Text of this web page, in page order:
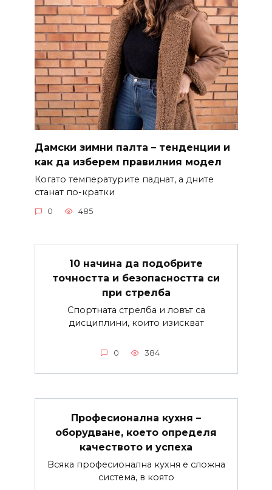
Дамски зимни палта – тенденции и
как да изберем правилния модел
Когато температурите паднат, а дните
станат по-кратки
0 485
10 начина да подобрите
точността и безопасността си
при стрелба
Спортната стрелба и ловът са
дисциплини, които изискват
0 384
Професионална кухня –
оборудване, което определя
качеството и успеха
Всяка професионална кухня е сложна
система, в която